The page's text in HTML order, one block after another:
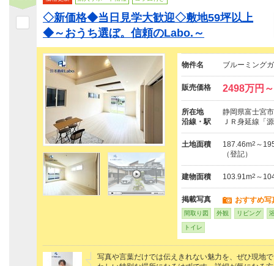
◇新価格◆当日見学大歓迎◇敷地59坪以上
◆～おうち選ぼ。信頼のLabo.～
物件名 ブルーミング
販売価格 2498万円
所在地
静岡県富士宮
沿線・駅
ＪＲ身延線「
土地面積 187.46m2 ～
（登記）
建物面積 103.91m2 ～
掲載写真 おすすめ写
間取り図 外観 リビング
トイレ
写真や言葉だけでは伝えきれない魅力を、ぜひ現地